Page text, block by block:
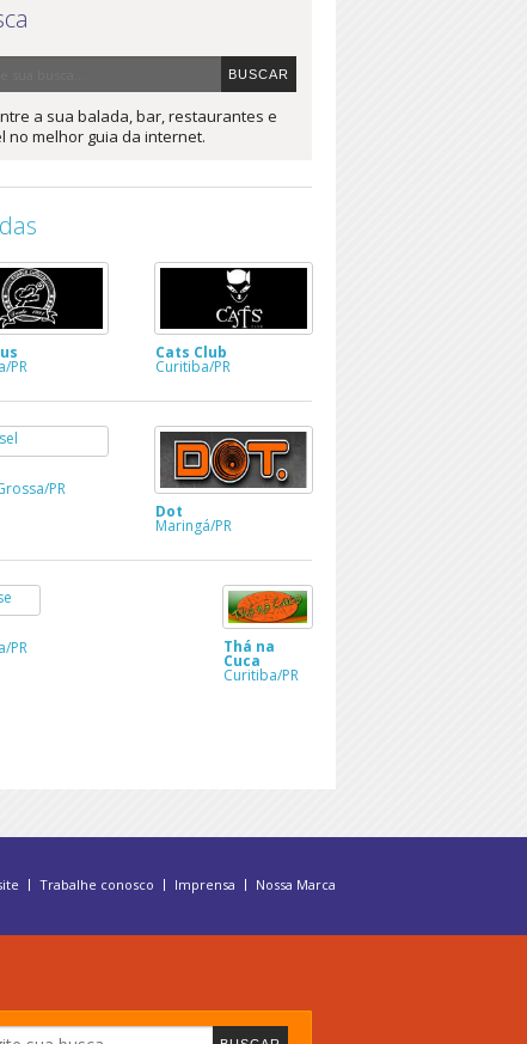
a sua balada, bar, restaurantes e
no melhor guia da internet.
PR
Cats Club
Curitiba/PR
PR
Dot
Maringá/PR
PR Thá na
Cuca
Curitiba/PR
Trabalhe conosco Imprensa Nossa Marca